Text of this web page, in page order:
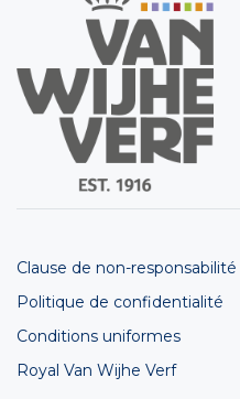
Clause de non-responsabilité
Politique de confidentialité
Conditions uniformes
Royal Van Wijhe Verf